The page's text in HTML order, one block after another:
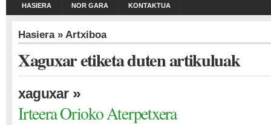
HASIERA NOR GARA KONTAKTUA
Hasiera» Artxiboa
Xaguxar etiketa duten artikuluak
xaguxar»
Irteera Orioko Aterpetxera